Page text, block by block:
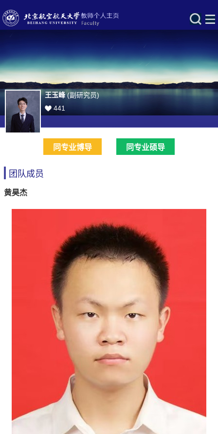
王玉峰(副研究员)
441
同专业博导 同专业硕导
团队成员
黄昊杰